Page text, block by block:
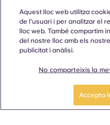
Sempre que es mostrin
Aquest lloc web utilitza
de l'usuari i per analitzar el
lloc web. També compartim
del nostre lloc amb els
publicitat i anàlisi.
No comparteixis la
Accepta